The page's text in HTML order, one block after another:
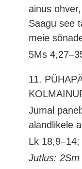
ainus
Saagu see
meie
5Ms
11.
Jumal
alandlikele
Lk
Jutlus: